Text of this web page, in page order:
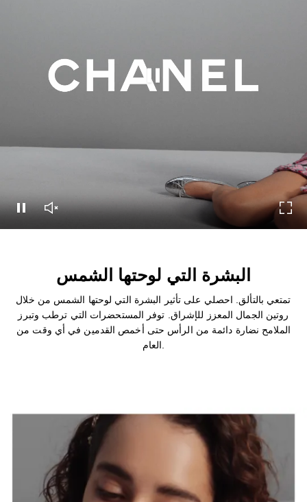
إيقاف هذا الفيديو
إيقاف هذا الفيديو
تشغيل صوت الفيديو
البشرة التي لوحتها الشمس
تمتعي بالتألق. احصلي على تأثير البشرة التي لوحتها الشمس من خلال
روتين الجمال المعزز للإشراق. توفر المستحضرات التي ترطب وتبرز
الملامح نضارة دائمة من الرأس حتى أخمص القدمين في أي وقت من